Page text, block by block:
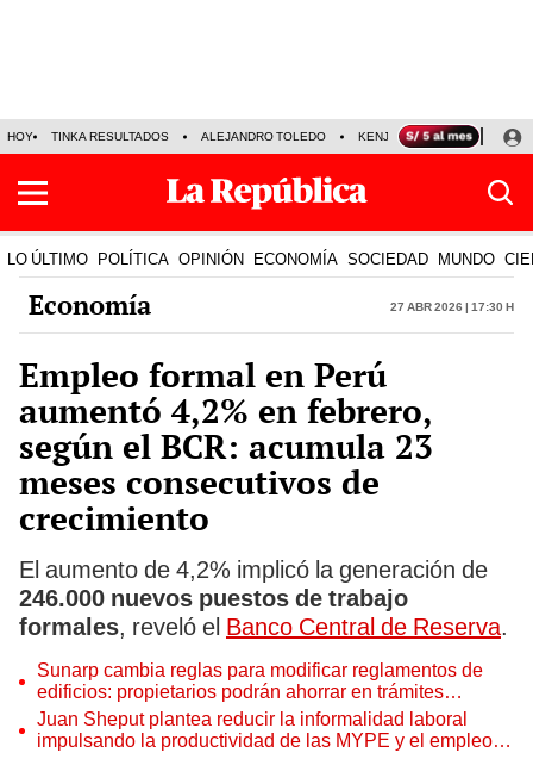
HOY TINKA RESULTADOS ALEJANDRO TOLEDO KENJI FUJIMORI
LO ÚLTIMO POLÍTICA OPINIÓN ECONOMÍA SOCIEDAD MUNDO
Economía 27 Abr 2026 | 17:30 h
Empleo formal en Perú
aumentó 4,2% en febrero,
según el BCR: acumula 23
meses consecutivos de
crecimiento
El aumento de 4,2% implicó la generación de
246.000 nuevos puestos de trabajo
formales, reveló el Banco Central de Reserva.
Sunarp cambia reglas para modificar reglamentos de
edificios: propietarios podrán ahorrar en trámites
notariales
Juan Sheput plantea reducir la informalidad laboral
impulsando la productividad de las MYPE y el empleo